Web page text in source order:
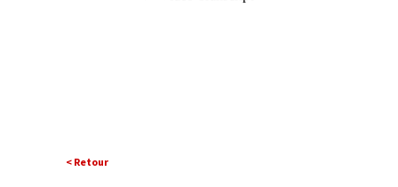
< Retour